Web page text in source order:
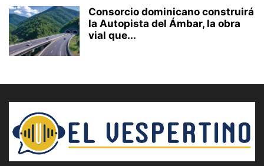
Consorcio dominicano construirá
la Autopista del Ámbar, la obra
vial que...